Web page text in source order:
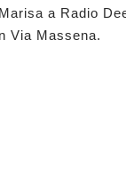
a Radio
Via Massena.